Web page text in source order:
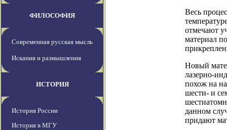
ФИЛОСОФИЯ
Современная русская мысль
Искания и размышления
ИСТОРИЯ
История России
История в МГУ
Весь
отмечают
материал
Новый
лазерно-
похож на
шести- и
данном
придают